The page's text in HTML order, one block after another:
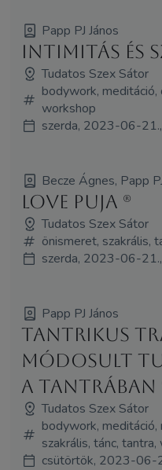
Papp PJ János
Intimitás és
Tudatos Szex Sátor
bodywork, meditáció,
workshop
szerda, 2023-06-
Becze Ágnes, Papp
Love puja (R)
Tudatos Szex Sátor
önismeret, szakrális,
szerda, 2023-06-
Papp PJ János
Tantrikus
Módosult
a tantrában
Tudatos Szex Sátor
bodywork, meditáció,
szakrális, tánc,
csütörtök, 2023-06-